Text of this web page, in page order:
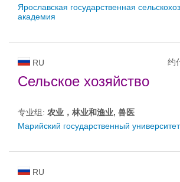
Ярославская государственная
академия
RU 约
Сельское хозяйство
专业组: 农业，林业和渔业, 兽医
Марийский государственный университет
RU